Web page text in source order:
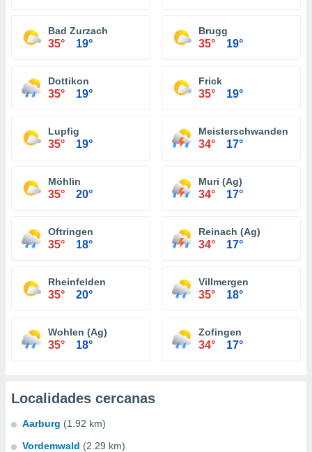
Bad Zurzach
35° 19°
Brugg
35° 19°
Dottikon
35° 19°
Frick
35° 19°
Lupfig
35° 19°
Meisterschwanden
34° 17°
Möhlin
35° 20°
Muri (Ag)
34° 17°
Oftringen
35° 18°
Reinach (Ag)
34° 17°
Rheinfelden
35° 20°
Villmergen
35° 18°
Wohlen (Ag)
35° 18°
Zofingen
34° 17°
Localidades cercanas
Aarburg (1.92 km)
Vordemwald (2.29 km)